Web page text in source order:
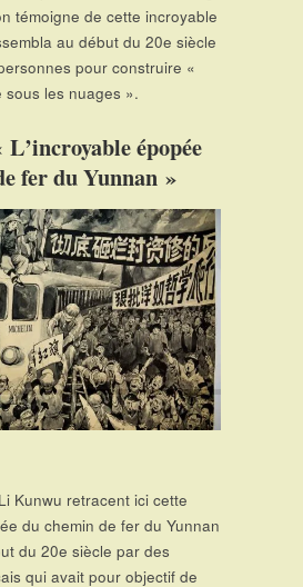
témoigne de cette incroyable
au début du 20e siècle
pour construire «
les nuages ».
épopée
fer du Yunnan »
Kunwu retracent ici cette
du chemin de fer du Yunnan
du 20e siècle par des
qui avait pour objectif de